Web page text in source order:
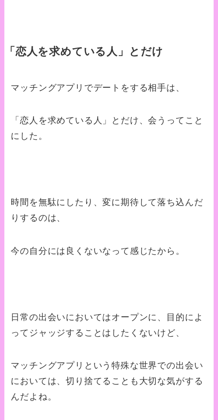
「恋人を求めている人」とだけ
マッチングアプリでデートをする相手は、
「恋人を求めている人」とだけ、会うってこと
にした。
時間を無駄にしたり、変に期待して落ち込んだ
りするのは、
今の自分には良くないなって感じたから。
日常の出会いにおいてはオープンに、目的によ
ってジャッジすることはしたくないけど、
マッチングアプリという特殊な世界での出会い
においては、切り捨てることも大切な気がする
んだよね。